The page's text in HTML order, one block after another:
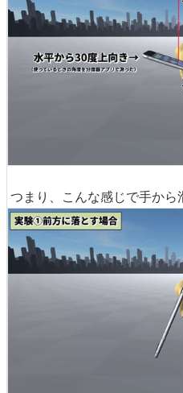
つまり、こんな感じで手から